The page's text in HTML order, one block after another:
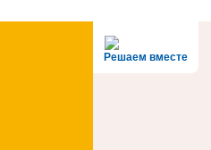
Решаем вместе